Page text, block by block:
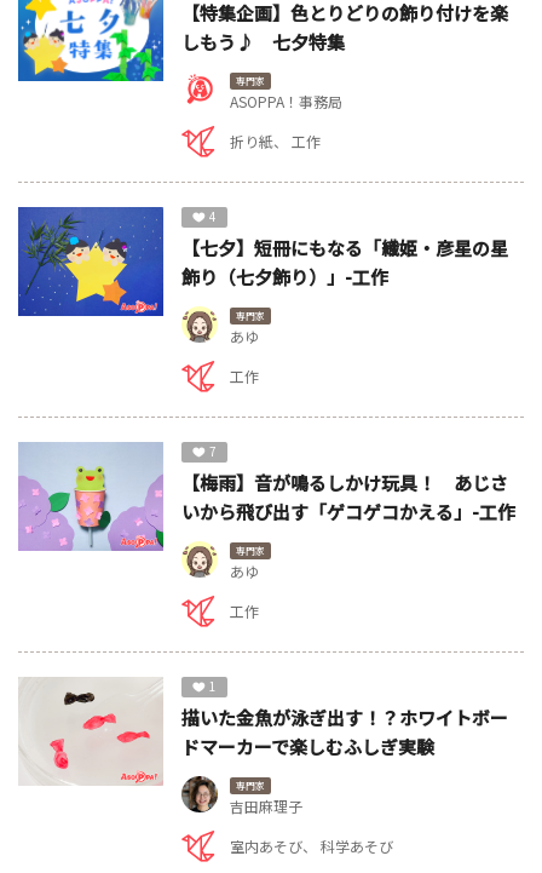
【特集企画】色とりどりの飾り付けを楽
しもう♪ 七夕特集
専門家
ASOPPA！事務局
折り紙
工作
4
【七夕】短冊にもなる「織姫・彦星の星
飾り（七夕飾り）」-工作
専門家
あゆ
工作
7
【梅雨】音が鳴るしかけ玩具！ あじさ
いから飛び出す「ゲコゲコかえる」-工作
専門家
あゆ
工作
1
描いた金魚が泳ぎ出す！？ホワイトボー
ドマーカーで楽しむふしぎ実験
専門家
吉田麻理子
室内あそび
科学あそび